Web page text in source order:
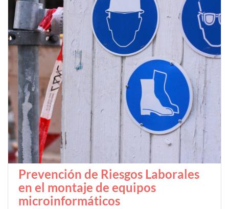
Prevención de Riesgos Laborales
en el montaje de equipos
microinformáticos